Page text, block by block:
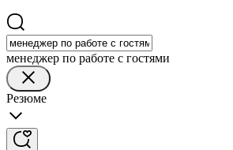
менеджер по работе с гостями
Резюме